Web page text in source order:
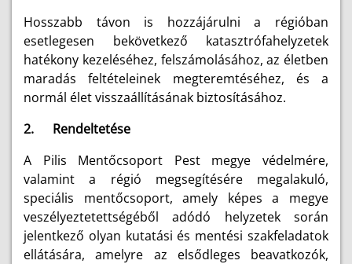
Hosszabb távon is hozzájárulni a régióban
esetlegesen bekövetkező katasztrófahelyzetek
hatékony kezeléséhez, felszámolásához, az életben
maradás feltételeinek megteremtéséhez, és a
normál élet visszaállításának biztosításához.
2. Rendeltetése
A Pilis Mentőcsoport Pest megye védelmére,
valamint a régió megsegítésére megalakuló,
speciális mentőcsoport, amely képes a megye
veszélyeztetettségéből adódó helyzetek során
jelentkező olyan kutatási és mentési szakfeladatok
ellátására, amelyre az elsődleges beavatkozók,